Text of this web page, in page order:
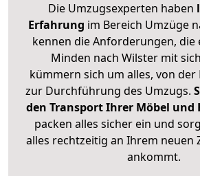
Die Umzugsexperten haben
Erfahrung im Bereich Umzüge
kennen die Anforderungen, die
Minden nach Wilster mit
kümmern sich um alles, von der
zur Durchführung des Umzugs.
den Transport Ihrer Möbel und
packen alles sicher ein und
alles rechtzeitig an Ihrem neuen
ankommt.